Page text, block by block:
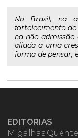
No Brasil, na
fortalecimento de
na não
aliada a uma
forma de pensar,
EDITORIAS
Migalhas